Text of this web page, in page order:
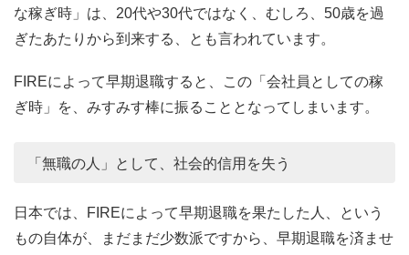
な稼ぎ時」は、20代や30代ではなく、むしろ、50歳を過
ぎたあたりから到来する、とも言われています。
FIREによって早期退職すると、この「会社員としての稼
ぎ時」を、みすみす棒に振ることとなってしまいます。
「無職の人」として、社会的信用を失う
日本では、FIREによって早期退職を果たした人、という
もの自体が、まだまだ少数派ですから、早期退職を済ませ